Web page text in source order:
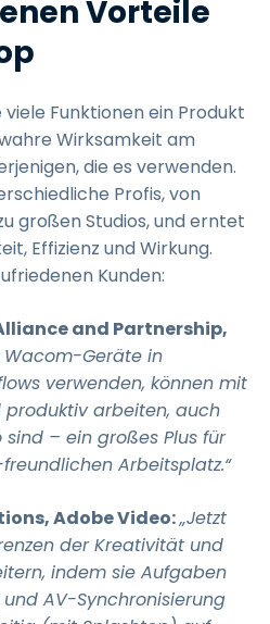
Vorteile
Funktionen ein Produkt
Wirksamkeit am
die es verwenden.
Profis, von
großen Studios, und erntet
Effizienz und Wirkung.
Kunden:
and Partnership,
Wacom-Geräte in
verwenden, können mit
arbeiten, auch
– ein großes Plus für
Arbeitsplatz.“
Adobe Video:„Jetzt
der Kreativität und
indem sie Aufgaben
AV-Synchronisierung